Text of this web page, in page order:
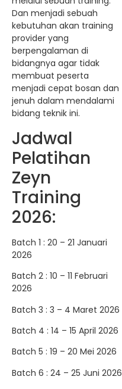
Dan menjadi sebuah
kebutuhan akan training
provider yang
berpengalaman di
bidangnya agar tidak
membuat peserta
menjadi cepat bosan dan
jenuh dalam mendalami
bidang teknik ini.
Jadwal
Pelatihan
Zeyn
Training
2026:
Batch 1 : 20 – 21 Januari
2026
Batch 2 : 10 – 11 Februari
2026
Batch 3 : 3 – 4 Maret 2026
Batch 4 : 14 – 15 April 2026
Batch 5 : 19 – 20 Mei 2026
Batch 6 : 24 – 25 Juni 2026